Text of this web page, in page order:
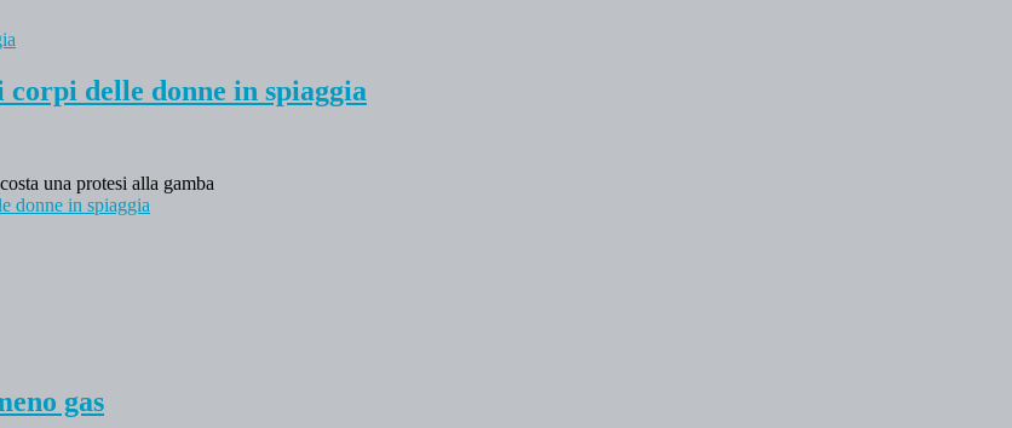
corpi delle donne in spiaggia
una protesi alla gamba
donne in spiaggia
gas